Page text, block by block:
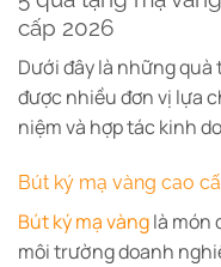
cấp 2026
Dưới đây là những
được nhiều đơn vị lựa
niệm và hợp tác kinh
Bút ký mạ vàng cao
Bút ký mạ vànglà món
môi trường doanh